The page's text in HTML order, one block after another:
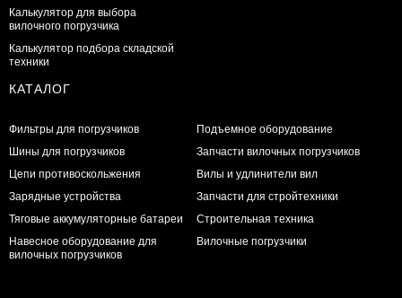
Калькулятор для выбора
вилочного погрузчика
Калькулятор подбора складской
техники
КАТАЛОГ
Фильтры для погрузчиков
Шины для погрузчиков
Цепи противоскольжения
Зарядные устройства
Тяговые аккумуляторные батареи
Навесное оборудование для
вилочных погрузчиков
Подъемное оборудование
Запчасти вилочных погрузчиков
Вилы и удлинители вил
Запчасти для стройтехники
Строительная техника
Вилочные погрузчики